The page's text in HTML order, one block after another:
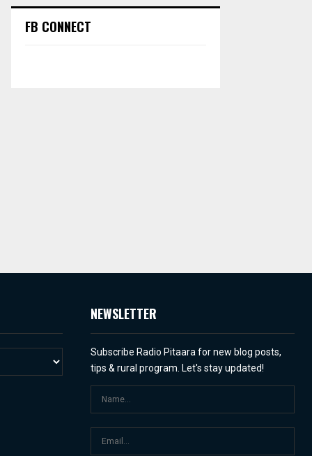
FB CONNECT
NEWSLETTER
Subscribe Radio Pitaara for new blog posts,
tips & rural program. Let's stay updated!